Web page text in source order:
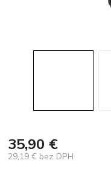
35,90 €
29,19 € bez DPH